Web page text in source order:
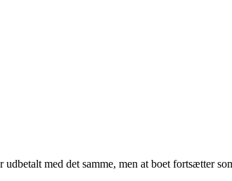
med det samme, men at boet fortsætter